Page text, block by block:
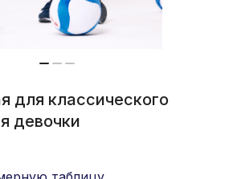
для классического
девочки